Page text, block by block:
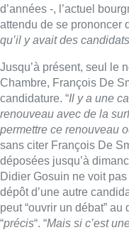
d’années -, l’actuel
attendu de se prononcer
qu’il y avait des
Jusqu’à présent, seul le
Chambre, François De
candidature. “Il y a une
renouveau avec de la
permettre ce renouveau
sans citer François De
déposées jusqu’à
Didier Gosuin ne voit
dépôt d’une autre
peut “ouvrir un débat” au
“précis“. “Mais si c’est